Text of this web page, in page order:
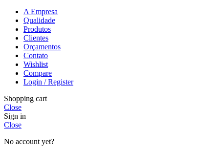
A Empresa
Qualidade
Produtos
Clientes
Orçamentos
Contato
Wishlist
Compare
Login / Register
Shopping cart
Close
Sign in
Close
No account yet?